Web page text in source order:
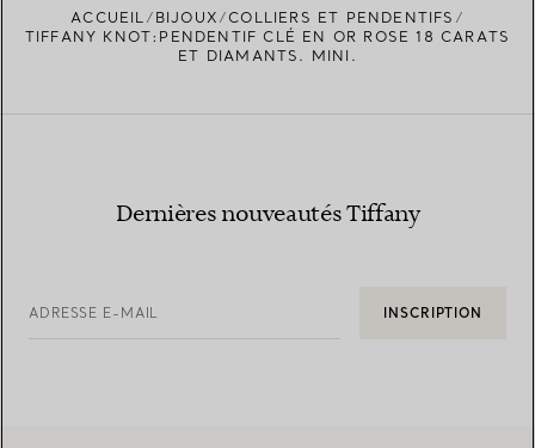
TROUVEZ LA BOUTIQUE LA PLUS PROCHE
ACCUEIL BIJOUX
COLLIERS ET PENDENTIFS
TIFFANY KNOT:PENDENTIF CLÉ EN OR ROSE 18 CARATS
ET DIAMANTS. MINI.
Dernières nouveautés Tiffany
ADRESSE E-MAIL INSCRIPTION